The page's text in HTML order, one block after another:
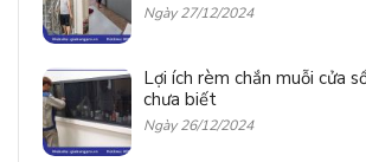
Ngày 27/12/2024
Lợi ích rèm chắn muỗi cửa
chưa biết
Ngày 26/12/2024